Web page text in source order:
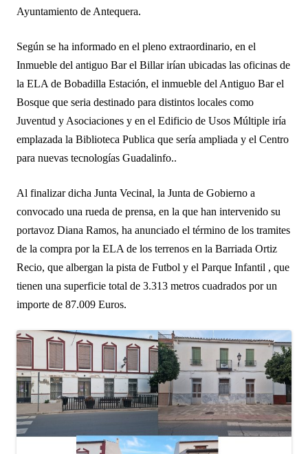
Ayuntamiento de Antequera.
Según se ha informado en el pleno extraordinario, en el
Inmueble del antiguo Bar el Billar irían ubicadas las oficinas de
la ELA de Bobadilla Estación, el inmueble del Antiguo Bar el
Bosque que seria destinado para distintos locales como
Juventud y Asociaciones y en el Edificio de Usos Múltiple iría
emplazada la Biblioteca Publica que sería ampliada y el Centro
para nuevas tecnologías Guadalinfo..
Al finalizar dicha Junta Vecinal, la Junta de Gobierno a
convocado una rueda de prensa, en la que han intervenido su
portavoz Diana Ramos, ha anunciado el término de los tramites
de la compra por la ELA de los terrenos en la Barriada Ortiz
Recio, que albergan la pista de Futbol y el Parque Infantil , que
tienen una superficie total de 3.313 metros cuadrados por un
importe de 87.009 Euros.